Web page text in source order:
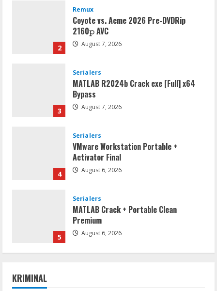
2
Remux
Coyote vs. Acme 2026 Pre-DVDRip
2160𝚙 AVC
August 7, 2026
3
Serialers
MATLAB R2024b Crack exe [Full] x64
Bypass
August 7, 2026
4
Serialers
VMware Workstation Portable +
Activator Final
August 6, 2026
5
Serialers
MATLAB Crack + Portable Clean
Premium
August 6, 2026
KRIMINAL